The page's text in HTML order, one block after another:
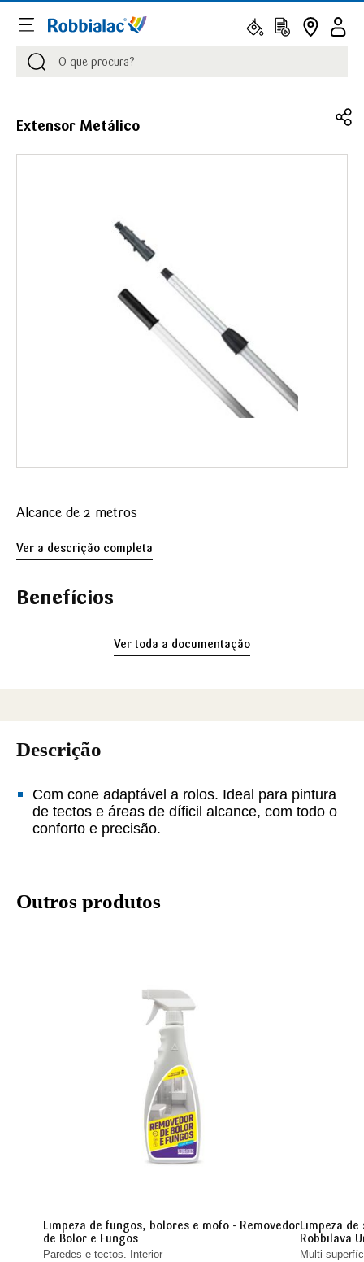
Procurar
Procurar
Extensor Metálico
Alcance de 2 metros
Ver a descrição completa
Benefícios
Ver toda a documentação
Descrição
Com cone adaptável a rolos. Ideal para pintura
de tectos e áreas de díficil alcance, com todo o
conforto e precisão.
Outros produtos
Limpeza de fungos, bolores e mofo - Removedor
de Bolor e Fungos
Paredes e tectos. Interior
Limpeza
Robbilava
Multi-